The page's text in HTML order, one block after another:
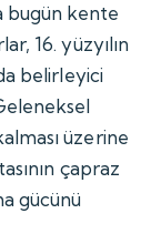
bugün kente
16. yüzyılın
belirleyici
üzerine
çapraz
gücünü